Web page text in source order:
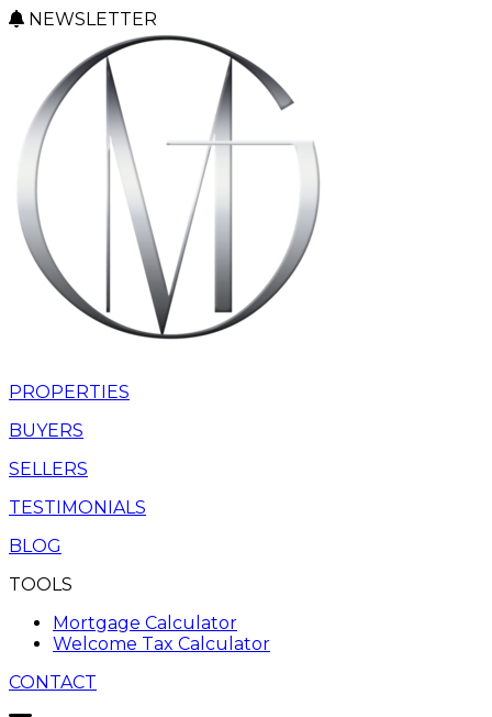
NEWSLETTER
PROPERTIES
BUYERS
SELLERS
TESTIMONIALS
BLOG
TOOLS
Mortgage Calculator
Welcome Tax Calculator
CONTACT